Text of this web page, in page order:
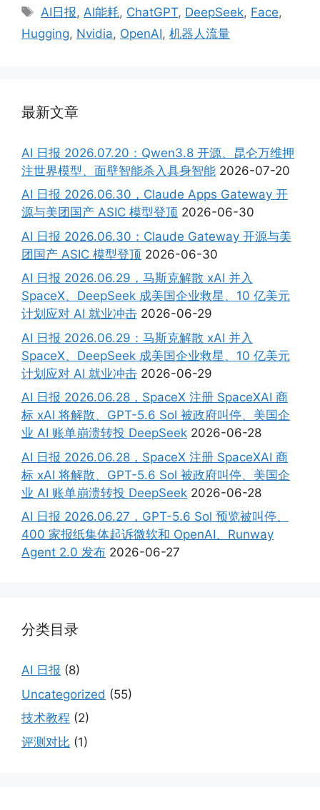
Tags
AI日报, AI能耗, ChatGPT, DeepSeek, Face,
Hugging, Nvidia, OpenAI, 机器人流量
最新文章
AI 日报 2026.07.20：Qwen3.8 开源、昆仑万维押
注世界模型、面壁智能杀入具身智能 2026-07-20
AI 日报 2026.06.30，Claude Apps Gateway 开
源与美团国产 ASIC 模型登顶 2026-06-30
AI 日报 2026.06.30：Claude Gateway 开源与美
团国产 ASIC 模型登顶 2026-06-30
AI 日报 2026.06.29，马斯克解散 xAI 并入
SpaceX、DeepSeek 成美国企业救星、10 亿美元
计划应对 AI 就业冲击 2026-06-29
AI 日报 2026.06.29：马斯克解散 xAI 并入
SpaceX、DeepSeek 成美国企业救星、10 亿美元
计划应对 AI 就业冲击 2026-06-29
AI 日报 2026.06.28，SpaceX 注册 SpaceXAI 商
标 xAI 将解散、GPT-5.6 Sol 被政府叫停、美国企
业 AI 账单崩溃转投 DeepSeek 2026-06-28
AI 日报 2026.06.28，SpaceX 注册 SpaceXAI 商
标 xAI 将解散、GPT-5.6 Sol 被政府叫停、美国企
业 AI 账单崩溃转投 DeepSeek 2026-06-28
AI 日报 2026.06.27，GPT-5.6 Sol 预览被叫停、
400 家报纸集体起诉微软和 OpenAI、Runway
Agent 2.0 发布 2026-06-27
分类目录
AI 日报 (8)
Uncategorized (55)
技术教程 (2)
评测对比 (1)